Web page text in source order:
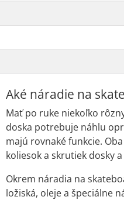
Aké náradie na
Mať po ruke niekoľko
doska potrebuje náhlu
majú rovnaké funkcie.
koliesok a skrutiek dosky
Okrem náradia na
ložiská, oleje a špeciálne